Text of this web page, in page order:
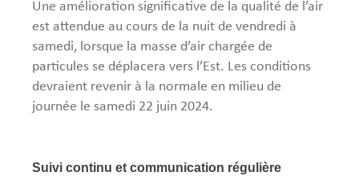
Une amélioration significative de la qualité de l’air
est attendue au cours de la nuit de vendredi à
samedi, lorsque la masse d’air chargée de
particules se déplacera vers l’Est. Les conditions
devraient revenir à la normale en milieu de
journée le samedi 22 juin 2024.
Suivi continu et communication régulière